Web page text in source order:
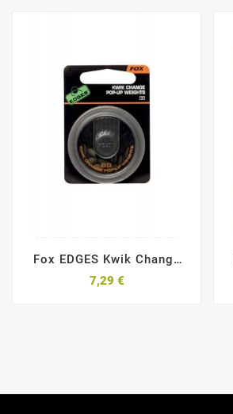
Fox EDGES Kwik Change
7,29 €